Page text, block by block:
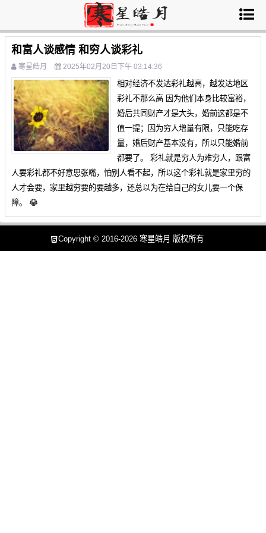
和富人谈感情 和穷人谈彩礼
寒星皓月 2025年02月20日下午 03:14:36
相对经济不发达彩礼越高，越发达地区
彩礼不那么高 因为他们本身比较富裕，
婚后共同财产才是大头，婚前这都是不
值一提；因为穷人增量有限，只能吃存
量，婚后财产基本没有，所以只能婚前
都要了。 彩礼就是穷人为难穷人，跟富
人要彩礼都不好意思张嘴，怕别人看不起，所以这个彩礼就是家里穷的
人才会要，家里越穷要的要越多，还总以为在给自己的女儿要一个保
障。 😂
Copyright © 2016-2026 寒星皓月 版权所有